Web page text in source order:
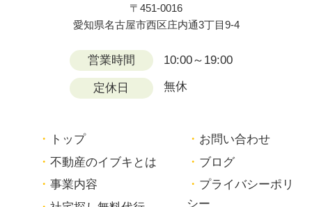
〒451-0016
愛知県名古屋市西区庄内通3丁目9-4
営業時間 10:00～19:00
定休日 無休
トップ
不動産のイブキとは
事業内容
お問い合わせ
ブログ
プライバシーポリ
シー